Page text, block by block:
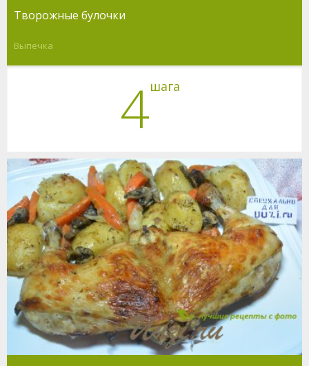
Творожные булочки
Выпечка
4шага